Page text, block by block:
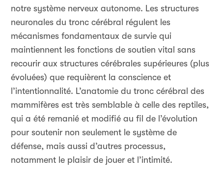
notre système nerveux autonome. Les structures
neuronales du tronc cérébral régulent les
mécanismes fondamentaux de survie qui
maintiennent les fonctions de soutien vital sans
recourir aux structures cérébrales supérieures (plus
évoluées) que requièrent la conscience et
l’intentionnalité. L’anatomie du tronc cérébral des
mammifères est très semblable à celle des reptiles,
qui a été remanié et modifié au fil de l’évolution
pour soutenir non seulement le système de
défense, mais aussi d’autres processus,
notamment le plaisir de jouer et l’intimité.